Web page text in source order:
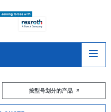
按型号划分的产品